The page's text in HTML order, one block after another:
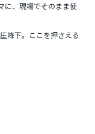
に、現場でそのまま使
降下。ここを押さえる